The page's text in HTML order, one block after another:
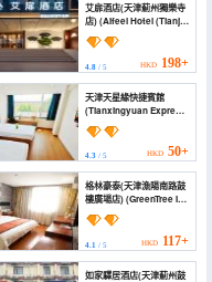
艾扉酒店(天津薊州獨樂寺
店) (Aifeel Hotel (Tianjin
Jizhou Dule Temple))
4.8/ 5 HKD 198+
天津天星緣快捷賓館
(Tianxingyuan Express
Hotel Tianjin)
4.3/ 5 HKD 50+
格林豪泰(天津漁陽南路鼓
樓廣場店) (GreenTree Inn
(TianJin Yuyang South
Road Gulou Square))
4.1/ 5 HKD 117+
如家驛居酒店(天津薊州鼓